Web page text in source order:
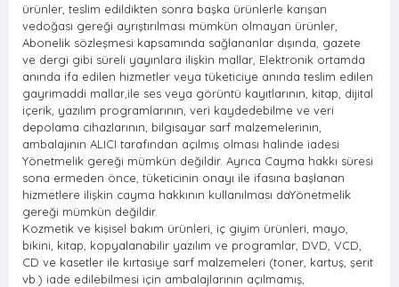
ürünler, teslim edildikten sonra başka ürünlerle karışan
vedoğası gereği ayrıştırılması mümkün olmayan ürünler,
Abonelik sözleşmesi kapsamında sağlananlar dışında, gazete
ve dergi gibi süreli yayınlara ilişkin mallar, Elektronik ortamda
anında ifa edilen hizmetler veya tüketiciye anında teslim edilen
gayrimaddi mallar,ile ses veya görüntü kayıtlarının, kitap, dijital
içerik, yazılım programlarının, veri kaydedebilme ve veri
depolama cihazlarının, bilgisayar sarf malzemelerinin,
ambalajının ALICI tarafından açılmış olması halinde iadesi
Yönetmelik gereği mümkün değildir. Ayrıca Cayma hakkı süresi
sona ermeden önce, tüketicinin onayı ile ifasına başlanan
hizmetlere ilişkin cayma hakkının kullanılması daYönetmelik
gereği mümkün değildir.
Kozmetik ve kişisel bakım ürünleri, iç giyim ürünleri, mayo,
bikini, kitap, kopyalanabilir yazılım ve programlar, DVD, VCD,
CD ve kasetler ile kırtasiye sarf malzemeleri (toner, kartuş, şerit
vb.) iade edilebilmesi için ambalajlarının açılmamış,